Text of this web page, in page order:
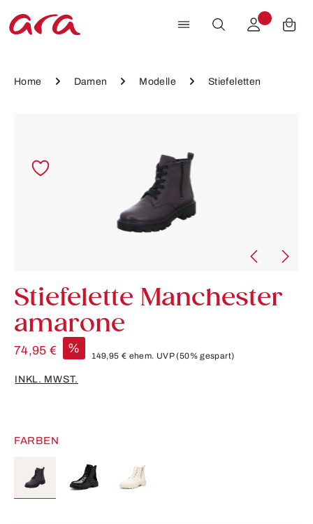
Zum Hauptinhalt springen
Home Damen Modelle Stiefeletten
Stiefelette Manchester
amarone
74,95 € %
149,95 € ehem. UVP(50% gespart)
INKL. MWST.
FARBEN